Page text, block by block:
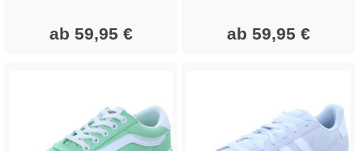
ab 59,95 € ab 59,95 €